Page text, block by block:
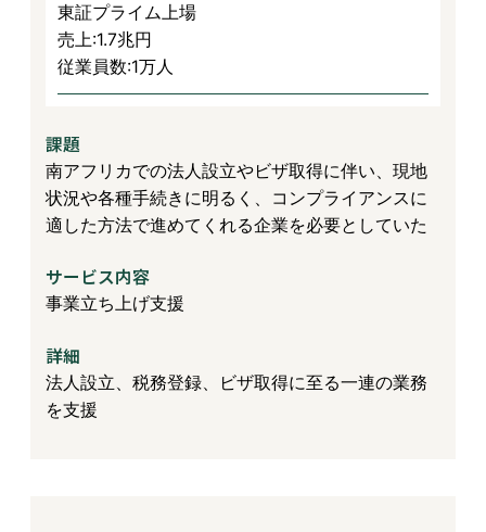
東証プライム上場
売上:1.7兆円
従業員数:1万人
課題
南アフリカでの法人設立やビザ取得に伴い、現地
状況や各種手続きに明るく、コンプライアンスに
適した方法で進めてくれる企業を必要としていた
サービス内容
事業立ち上げ支援
詳細
法人設立、税務登録、ビザ取得に至る一連の業務
を支援